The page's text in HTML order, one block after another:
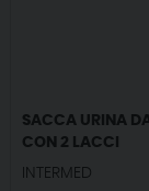
SACCA URINA
CON 2 LACCI
INTERMED